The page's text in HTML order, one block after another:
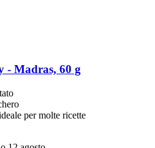
-​ Madras, 60 g
per molte ricette